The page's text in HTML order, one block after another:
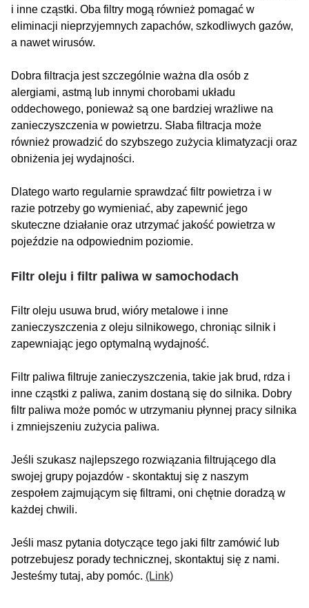
i inne cząstki. Oba filtry mogą również pomagać w
eliminacji nieprzyjemnych zapachów, szkodliwych gazów,
a nawet wirusów.
Dobra filtracja jest szczególnie ważna dla osób z
alergiami, astmą lub innymi chorobami układu
oddechowego, ponieważ są one bardziej wrażliwe na
zanieczyszczenia w powietrzu. Słaba filtracja może
również prowadzić do szybszego zużycia klimatyzacji oraz
obniżenia jej wydajności.
Dlatego warto regularnie sprawdzać filtr powietrza i w
razie potrzeby go wymieniać, aby zapewnić jego
skuteczne działanie oraz utrzymać jakość powietrza w
pojeździe na odpowiednim poziomie.
Filtr oleju i filtr paliwa w samochodach
Filtr oleju usuwa brud, wióry metalowe i inne
zanieczyszczenia z oleju silnikowego, chroniąc silnik i
zapewniając jego optymalną wydajność.
Filtr paliwa filtruje zanieczyszczenia, takie jak brud, rdza i
inne cząstki z paliwa, zanim dostaną się do silnika. Dobry
filtr paliwa może pomóc w utrzymaniu płynnej pracy silnika
i zmniejszeniu zużycia paliwa.
Jeśli szukasz najlepszego rozwiązania filtrującego dla
swojej grupy pojazdów - skontaktuj się z naszym
zespołem zajmującym się filtrami, oni chętnie doradzą w
każdej chwili.
Jeśli masz pytania dotyczące tego jaki filtr zamówić lub
potrzebujesz porady technicznej, skontaktuj się z nami.
Jesteśmy tutaj, aby pomóc. (Link)